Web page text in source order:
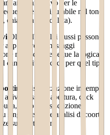
amministrativo per le
è configurabile nel tono,
chiamata schedulata).
Oltre all'email, i flussi possono
app native) e messaggi
multi-canale segue la logica
canale più efficace per quel tipo
Visualizzazione in tempo
attivo: tasso di apertura, click
tasso di disiscrizione.
singola email e analisi di coorte
sulla retention.